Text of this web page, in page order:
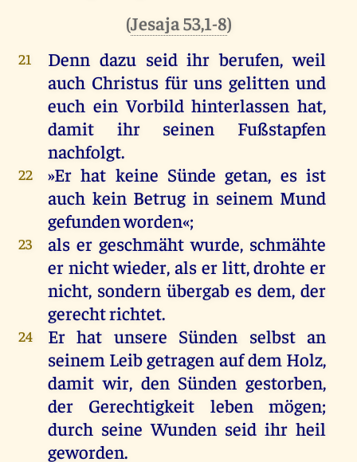
(Jesaja 53,1-8)
21 Denn dazu seid ihr berufen,weil
auch Christus für uns gelitten und
euch ein Vorbild hinterlassen hat,
damit
ihr seinen Fußstapfen
nachfolgt.
22 »Er hat keine Sünde getan, es ist
auch kein Betrug in seinem Mund
gefundenworden«;
23 als er geschmäht wurde, schmähte
er nichtwieder,als er litt,drohte er
nicht, sondern übergab es dem,der
gerechtrichtet.
24 Er hat unsere Sünden selbst an
seinem Leibgetragen aufdem Holz,
damit wir, den Sünden gestorben,
der
Gerechtigkeit leben mögen;
durch seine Wunden seid ihr heil
geworden.